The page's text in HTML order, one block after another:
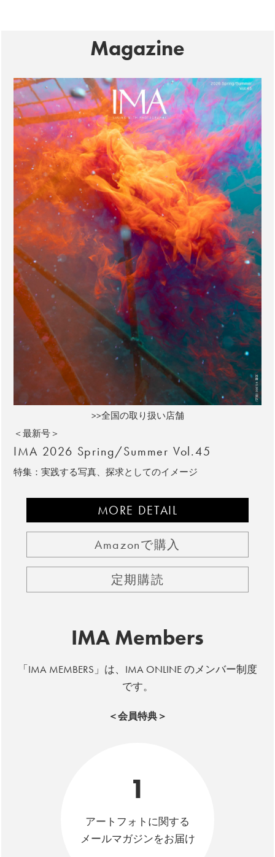
Magazine
>>全国の取り扱い店舗
＜最新号＞
IMA 2026 Spring/Summer Vol.45
特集：実践する写真、探求としてのイメージ
MORE DETAIL
Amazonで購入
定期購読
IMA Members
「IMA MEMBERS」は、IMA ONLINE のメンバー制度
です。
＜会員特典＞
1
アートフォトに関する
メールマガジンをお届け